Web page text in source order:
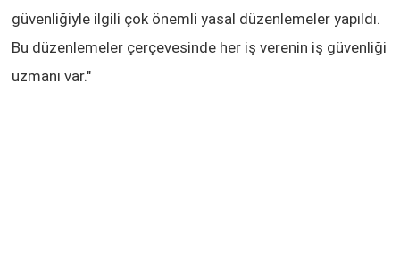
güvenliğiyle ilgili çok önemli yasal düzenlemeler yapıldı.
Bu düzenlemeler çerçevesinde her iş verenin iş güvenliği
uzmanı var."